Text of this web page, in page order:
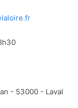
- 53000 - Laval